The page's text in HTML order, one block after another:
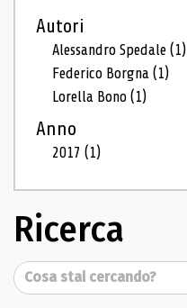
Autori
Alessandro Spedale(1)
Federico Borgna(1)
Lorella Bono(1)
Anno
2017(1)
Ricerca
Cerca